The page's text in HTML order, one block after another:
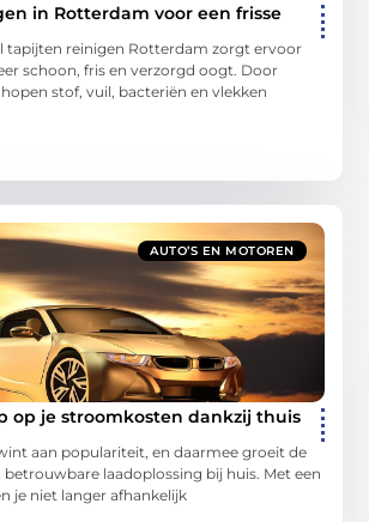
in Rotterdam voor een frisse
tapijten reinigen Rotterdam zorgt ervoor
schoon, fris en verzorgd oogt. Door
stof, vuil, bacteriën en vlekken
AUTO’S EN MOTOREN
op je stroomkosten dankzij thuis
aan populariteit, en daarmee groeit de
betrouwbare laadoplossing bij huis. Met een
je niet langer afhankelijk